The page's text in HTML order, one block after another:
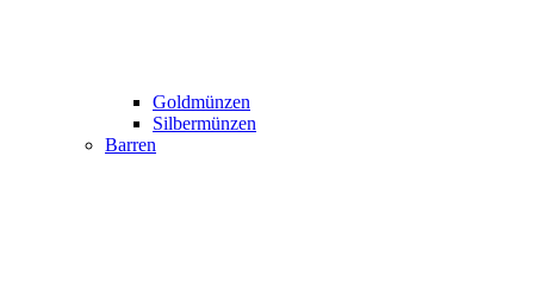
Goldmünzen
Silbermünzen
Barren